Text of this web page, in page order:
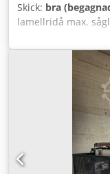
Skick: bra
lamellridå max.
mm Dwsdpfx
breddjustering och
lameller